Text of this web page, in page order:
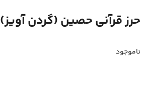
حرز قرآنی حصین (گردن آویز)
ناموجود